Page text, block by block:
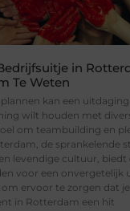
in
Te Weten
kan een
wilt houden met
om teambuilding en
de sprankelende
levendige cultuur, biedt
voor een onvergetelijk
ervoor te zorgen dat je
in Rotterdam een hit